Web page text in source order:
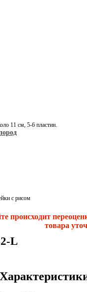
11 см, 5-6 пластин.
с рисом
происходит
товара
L